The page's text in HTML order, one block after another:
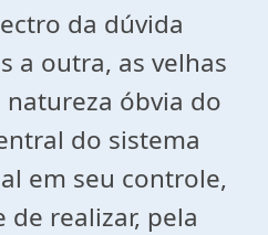
da dúvida
a outra, as velhas
óbvia do
do sistema
em seu controle,
realizar, pela